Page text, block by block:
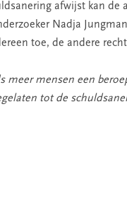
afwijst kan de
Nadja
toe, de andere
meer mensen een
tot de